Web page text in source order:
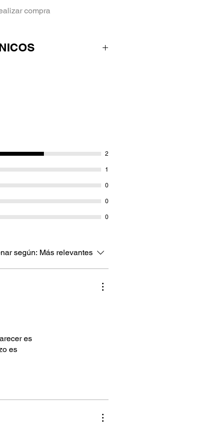
compra
y la disponibilidad puede
2
1
0
0
0
según: Más relevantes
es
es